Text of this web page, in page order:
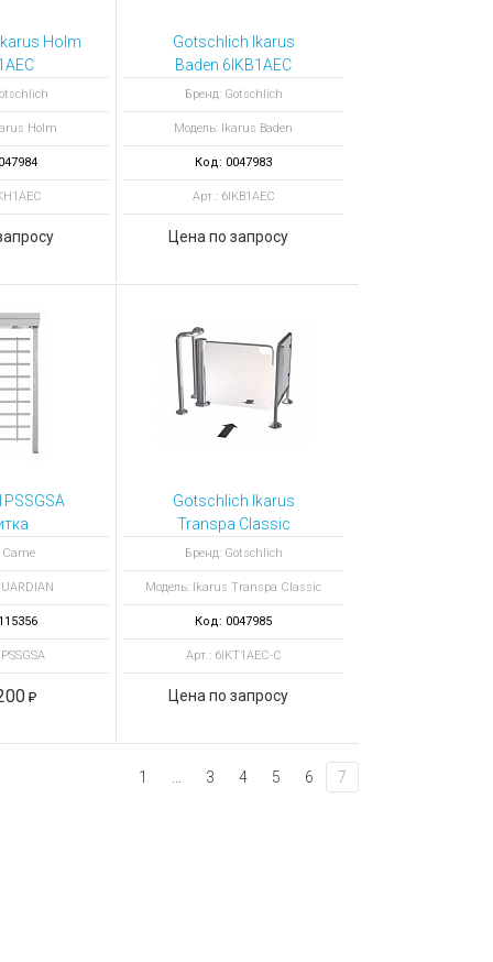
Holm
Holm
Gotschlich Ikarus
Baden 6IKB1AEC
моторизованная
калитка
Бренд: Gotschlich
Модель: Ikarus Baden
Код: 0047983
Арт.: 6IKB1AEC
Цена по запросу
GATE 100
Came
Gotschlich Ikarus
Transpa Classic
6IKT1AEC-C
моторизованная
калитка
Бренд: Gotschlich
Модель: Ikarus Transpa Classic
Код: 0047985
Арт.: 6IKT1AEC-C
Цена по запросу
1 3 4 5 6 7